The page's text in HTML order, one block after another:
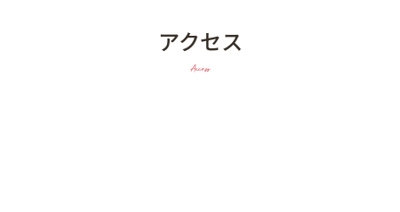
アクセス
Access